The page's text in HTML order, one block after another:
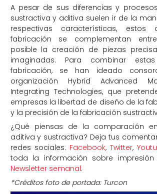
A pesar de sus diferencias y
sustractiva y aditiva suelen ir de la
respectivas características,
fabricación se complementan
posible la creación de piezas
imaginadas. Para combinar
fabricación, se han ideado
organización Hybrid Advanced
Integrating Technologies, que
empresas la libertad de diseño de la
y la precisión de la fabricación
¿Qué piensas de la comparación
aditiva y sustractiva? Deja tus
redes sociales: Facebook, Twitter,
toda la información sobre
Newsletter semanal.
*Créditos foto de portada: Turcon